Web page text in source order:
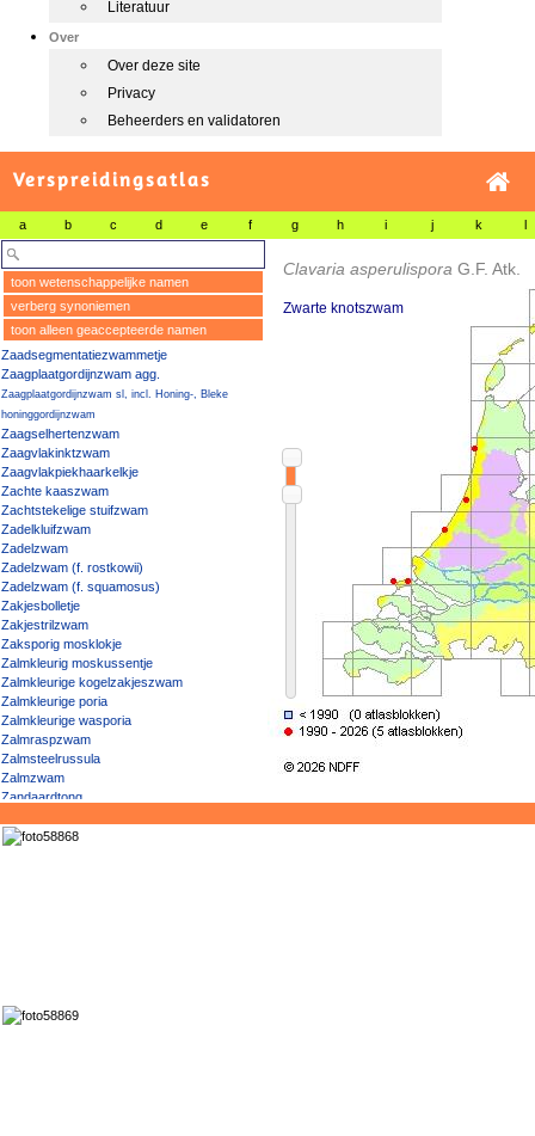
Literatuur
Over
Over deze site
Privacy
Beheerders en validatoren
Verspreidingsatlas
a b c d e f g h i j k l
toon wetenschappelijke namen
verberg synoniemen
toon alleen geaccepteerde namen
Zaadsegmentatiezwammetje
Zaagplaatgordijnzwam agg.
Zaagplaatgordijnzwam sl, incl. Honing-, Bleke
honinggordijnzwam
Zaagselhertenzwam
Zaagvlakinktzwam
Zaagvlakpiekhaarkelkje
Zachte kaaszwam
Zachtstekelige stuifzwam
Zadelkluifzwam
Zadelzwam
Zadelzwam (f. rostkowii)
Zadelzwam (f. squamosus)
Zakjesbolletje
Zakjestrilzwam
Zaksporig mosklokje
Zalmkleurig moskussentje
Zalmkleurige kogelzakjeszwam
Zalmkleurige poria
Zalmkleurige wasporia
Zalmraspzwam
Zalmsteelrussula
Zalmzwam
Zandaardtong
Zandbosjodoformgordijnzwam
Zandpadvezelkop
Zandpadvezelkop (var. helobia)
Clavaria asperulispora G.F. Atk.
Zwarte knotszwam